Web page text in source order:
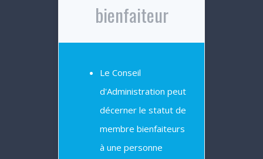
bienfaiteur
Le Conseil
d'Administration peut
décerner le statut de
membre bienfaiteurs
à une personne